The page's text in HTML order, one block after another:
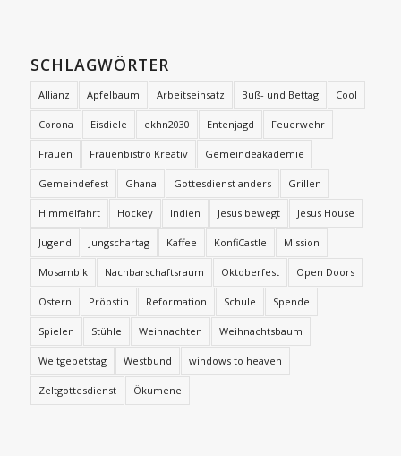
SCHLAGWÖRTER
Allianz Apfelbaum Arbeitseinsatz Buß- und Bettag Cool
Corona Eisdiele ekhn2030 Entenjagd Feuerwehr
Frauen Frauenbistro Kreativ Gemeindeakademie
Gemeindefest Ghana Gottesdienst anders Grillen
Himmelfahrt Hockey Indien Jesus bewegt Jesus House
Jugend Jungschartag Kaffee KonfiCastle Mission
Mosambik Nachbarschaftsraum Oktoberfest Open Doors
Ostern Pröbstin Reformation Schule Spende
Spielen Stühle Weihnachten Weihnachtsbaum
Weltgebetstag Westbund windows to heaven
Zeltgottesdienst Ökumene